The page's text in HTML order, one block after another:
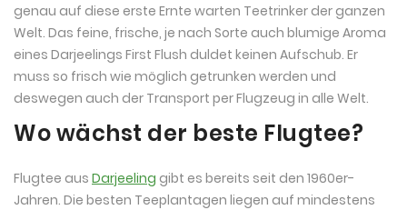
genau auf diese erste Ernte warten Teetrinker der ganzen
Welt. Das feine, frische, je nach Sorte auch blumige Aroma
eines Darjeelings First Flush duldet keinen Aufschub. Er
muss so frisch wie möglich getrunken werden und
deswegen auch der Transport per Flugzeug in alle Welt.
Wo wächst der beste Flugtee?
Flugtee aus Darjeeling gibt es bereits seit den 1960er-
Jahren. Die besten Teeplantagen liegen auf mindestens